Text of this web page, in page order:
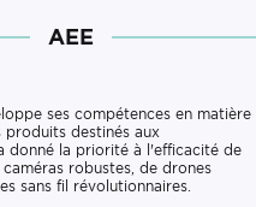
AEE
ses compétences en matière
destinés aux
donné la priorité à l'efficacité de
robustes, de drones
sans fil révolutionnaires.